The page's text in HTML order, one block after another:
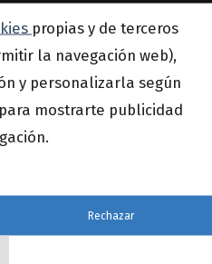
newsletter
propias y de terceros
la navegación web),
y personalizarla según
mostrarte publicidad
Rechazar